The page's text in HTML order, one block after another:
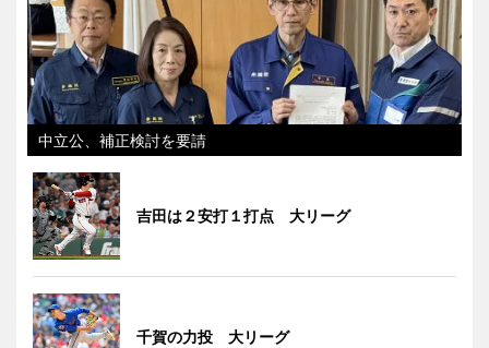
中立公、補正検討を要請
吉田は２安打１打点 大リーグ
千賀の力投 大リーグ